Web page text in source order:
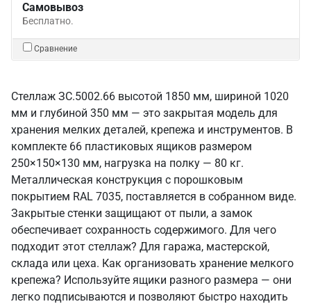
Самовывоз
Бесплатно.
Сравнение
Стеллаж ЗС.5002.66 высотой 1850 мм, шириной 1020
мм и глубиной 350 мм — это закрытая модель для
хранения мелких деталей, крепежа и инструментов. В
комплекте 66 пластиковых ящиков размером
250×150×130 мм, нагрузка на полку — 80 кг.
Металлическая конструкция с порошковым
покрытием RAL 7035, поставляется в собранном виде.
Закрытые стенки защищают от пыли, а замок
обеспечивает сохранность содержимого. Для чего
подходит этот стеллаж? Для гаража, мастерской,
склада или цеха. Как организовать хранение мелкого
крепежа? Используйте ящики разного размера — они
легко подписываются и позволяют быстро находить